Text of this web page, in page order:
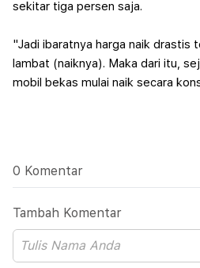
sekitar tiga persen saja.
"Jadi ibaratnya harga naik drastis
lambat (naiknya). Maka dari itu,
mobil bekas mulai naik secara
0 Komentar
Tambah Komentar